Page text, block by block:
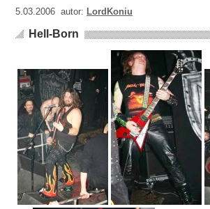
5.03.2006 autor: LordKoniu
Hell-Born